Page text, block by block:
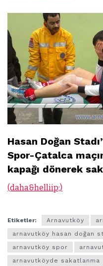
Hasan Doğan
Spor-Çatalca
kapağı dönerek
(daha&helliip;)
Etiketler: Arnavutköy
arnavutköy hasan doğan
arnavutköy spor
arnavutköyde sakatlanma